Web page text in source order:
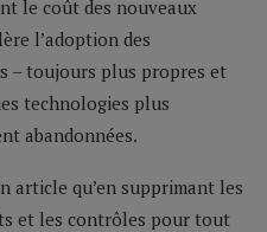
le coût des nouveaux
l’adoption des
– toujours plus propres et
technologies plus
abandonnées.
article qu’en supprimant les
et les contrôles pour tout